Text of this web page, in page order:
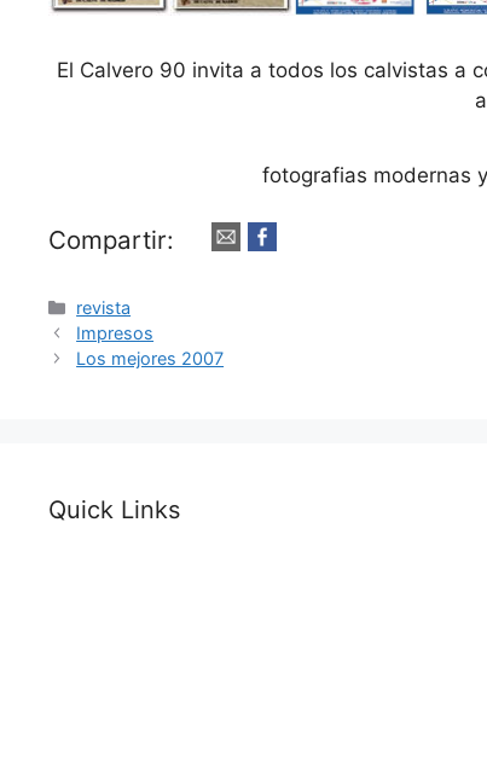
El Calvero 90 invita a todos los calvistas a
fotografias modernas
Compartir:
Categorías
revista
Impresos
Los mejores 2007
Quick Links